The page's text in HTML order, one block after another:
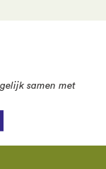
samen met